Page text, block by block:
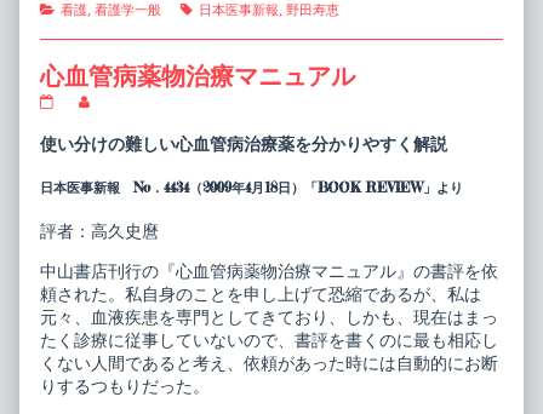
Categories
看護, 看護学一般 Tags
日本医事新報, 野田寿恵
心血管病薬物治療マニュアル
管
病
物
療
ニ
ュ
ア
ル
published
on
posts
by
author
心
管
病
薬
物
治
療
マ
ニ
使い分けの難しい心血管病治療薬を分かりやすく解説
日本医事新報 No．4434（2009年4月18日）「BOOK REVIEW」より
評者：高久史麿
中山書店刊行の『心血管病薬物治療マニュアル』の書評を依
頼された。私自身のことを申し上げて恐縮であるが、私は
元々、血液疾患を専門としてきており、しかも、現在はまっ
たく診療に従事していないので、書評を書くのに最も相応し
くない人間であると考え、依頼があった時には自動的にお断
りするつもりだった。